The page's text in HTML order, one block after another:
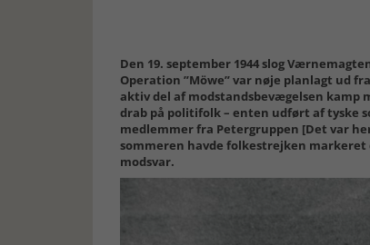
Den 19. september 1944 slog
Operation ”Möwe” var nøje planlagt ud
aktiv del af modstandsbevægelsen kamp
drab på politifolk – enten udført af tyske
medlemmer fra Petergruppen [Det var
sommeren havde folkestrejken markeret
modsvar.